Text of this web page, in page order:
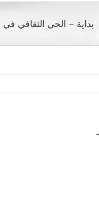
بداية – الحي الثقافي في